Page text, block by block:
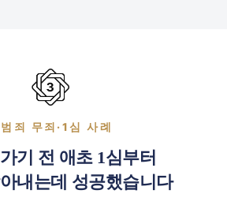
죄 무죄·1심 사례
기 전 애초 1심부터
내는데 성공했습니다